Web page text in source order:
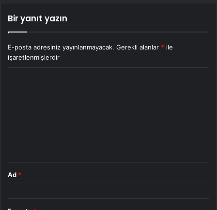
Bir yanıt yazın
E-posta adresiniz yayınlanmayacak. Gerekli alanlar * ile
işaretlenmişlerdir
Ad *